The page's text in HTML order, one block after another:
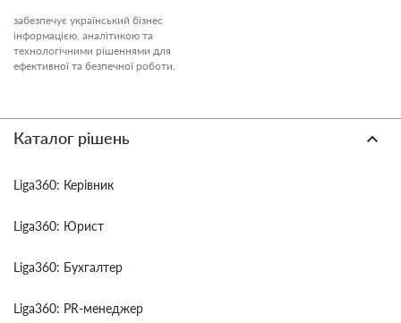
забезпечує український бізнес
інформацією, аналітикою та
технологічними рішеннями для
ефективної та безпечної роботи.
Каталог рішень
Liga360: Керівник
Liga360: Юрист
Liga360: Бухгалтер
Liga360: PR-менеджер